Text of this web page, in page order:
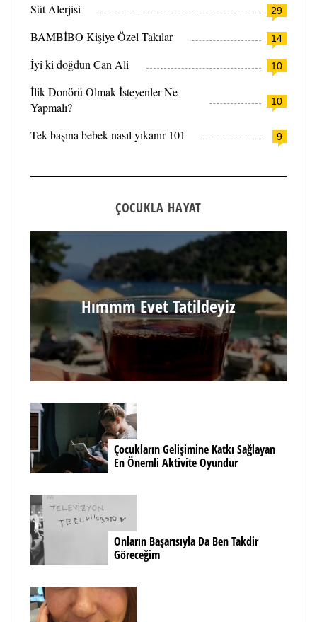
29
Süt Alerjisi
14
BAMBİBO Kişiye Özel Takılar
10
İyi ki doğdun Can Ali
10
İlik Donörü Olmak İsteyenler Ne
Yapmalı?
9
Tek başına bebek nasıl yıkanır 101
ÇOCUKLA HAYAT
Hımmm Evet Tatildeyiz
Çocukların Gelişimine Katkı Sağlayan
En Önemli Aktivite Oyundur
Onların Başarısıyla Da Ben Takdir
Göreceğim